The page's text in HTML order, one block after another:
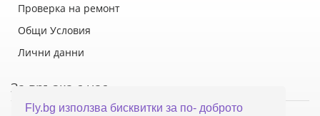
Fly.bg използва бисквитки за по- доброто
Проверка на ремонт
Общи Условия
Лични данни
За връзка с нас